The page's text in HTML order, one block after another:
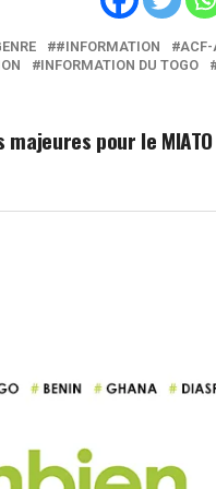
#INFORMATION
ACF-
INFORMATION DU TOGO
majeures pour le MIATO